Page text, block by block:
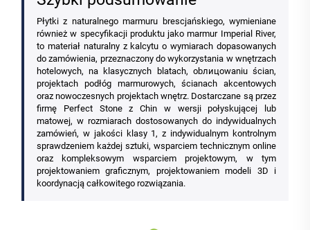
Płytki z naturalnego marmuru brescjańskiego, wymieniane
również w specyfikacji produktu jako marmur Imperial River,
to materiał naturalny z kalcytu o wymiarach dopasowanych
do zamówienia, przeznaczony do wykorzystania w wnętrzach
hotelowych, na klasycznych blatach, obлицowaniu ścian,
projektach podłóg marmurowych, ścianach akcentowych
oraz nowoczesnych projektach wnętrz. Dostarczane są przez
firmę Perfect Stone z Chin w wersji połyskującej lub
matowej, w rozmiarach dostosowanych do indywidualnych
zamówień, w jakości klasy 1, z indywidualnym kontrolnym
sprawdzeniem każdej sztuki, wsparciem technicznym online
oraz kompleksowym wsparciem projektowym, w tym
projektowaniem graficznym, projektowaniem modeli 3D i
koordynacją całkowitego rozwiązania.